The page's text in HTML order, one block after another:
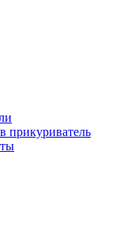
прикуриватель